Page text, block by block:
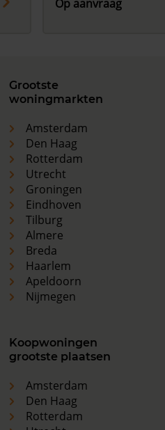
Op aanvraag
Grootste
woningmarkten
Amsterdam
Den Haag
Rotterdam
Utrecht
Groningen
Eindhoven
Tilburg
Almere
Breda
Haarlem
Apeldoorn
Nijmegen
Koopwoningen
grootste plaatsen
Amsterdam
Den Haag
Rotterdam